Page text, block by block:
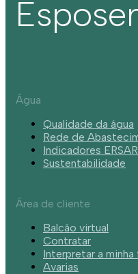
Água
Qualidade da água
Rede de
Indicadores ERSAR
Sustentabilidade
Área de cliente
Balcão virtual
Contratar
Interpretar a minha
Avarias